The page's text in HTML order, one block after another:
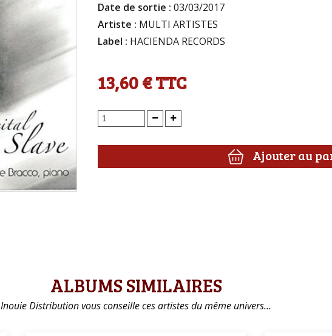
Date de sortie : 03/03/2017
Artiste : MULTI ARTISTES
Label : HACIENDA RECORDS
13,60 €TTC
Ajouter au
ALBUMS SIMILAIRES
Inouie Distribution vous conseille ces artistes du même univers…